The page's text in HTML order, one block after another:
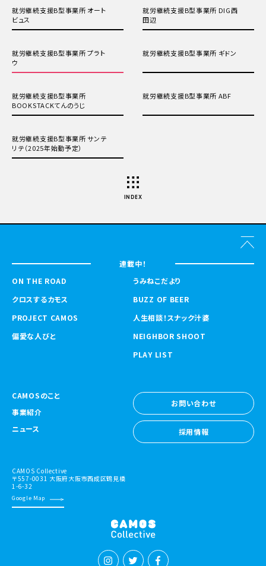
就労継続支援B型事業所 オート
ビュス
就労継続支援B型事業所 DIG西
田辺
就労継続支援B型事業所 プラト
ウ
就労継続支援B型事業所 ギドン
就労継続支援B型事業所
BOOKSTACKてんのうじ
就労継続支援B型事業所 ABF
就労継続支援B型事業所 サンテ
リテ（2025年始動予定）
INDEX
連載中！
ON THE ROAD
クロスするカモス
PROJECT CAMOS
偏愛な人びと
うみねこだより
BUZZ OF BEER
人生相談！スナック汁婆
NEIGHBOR SHOOT
PLAY LIST
CAMOSのこと
事業紹介
ニュース
お問い合わせ
お問い合わせ
採用情報
CAMOS Collective
〒557-0031 大阪府大阪市西成区鶴見橋
1-6-32
Google Map